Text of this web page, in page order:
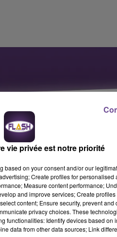
vie privée est notre priorité
based on your consent and/or our
Create profiles for personalised
Measure content performance;
and improve services; Create
content; Ensure security, prevent and
privacy choices. These
functionalities: Identify devices based on
data from other data sources; Link